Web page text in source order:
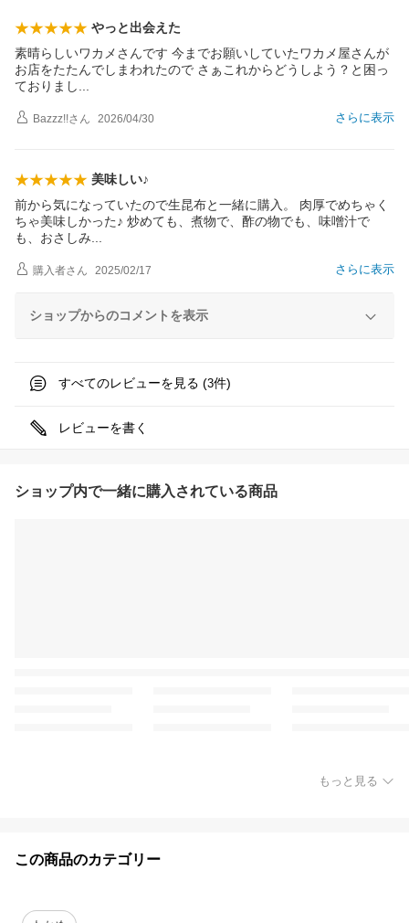
やっと出会えた
素晴らしいワカメさんです 今までお願いしていたワカメ屋さんが
お店をたたんでしまわれたので さぁこれからどうしよう？と困っ
ておりま し
さらに表示
Bazzz!!さん 2026/04/30
美味しい♪
前から気になっていたので生昆布と一緒に購入。 肉厚でめちゃく
ちゃ美味しかった♪ 炒めても、煮物で、酢の物でも、味噌汁で
も、おさしみ
さらに表示
購入者さん 2025/02/17
ショップからのコメントを表示
すべてのレビューを見る (3件)
レビューを書く
ショップ内で一緒に購入されている商品
もっと見る
この商品のカテゴリー